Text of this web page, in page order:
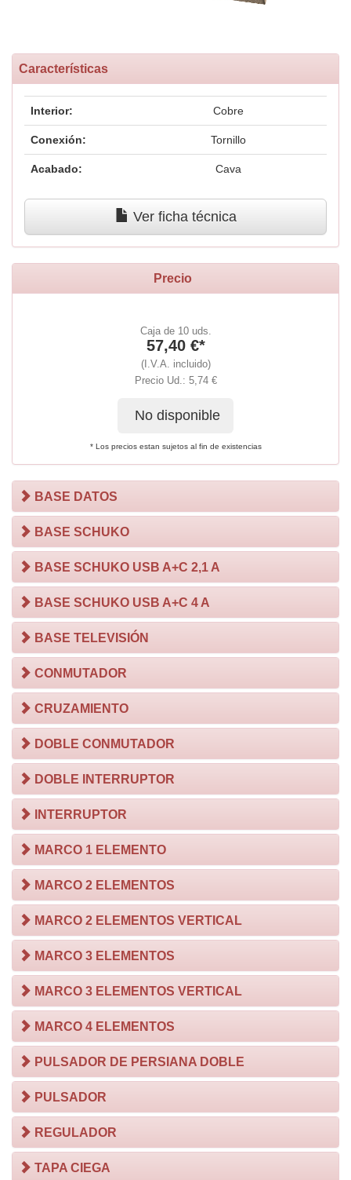
Características
Interior: Cobre
Conexión: Tornillo
Acabado: Cava
Ver ficha técnica
Precio
Caja de 10 uds.
57,40 €*
(I.V.A. incluido)
Precio Ud.: 5,74 €
No disponible
* Los precios estan sujetos al fin de existencias
BASE DATOS
BASE SCHUKO
BASE SCHUKO USB A+C 2,1 A
BASE SCHUKO USB A+C 4 A
BASE TELEVISIÓN
CONMUTADOR
CRUZAMIENTO
DOBLE CONMUTADOR
DOBLE INTERRUPTOR
INTERRUPTOR
MARCO 1 ELEMENTO
MARCO 2 ELEMENTOS
MARCO 2 ELEMENTOS VERTICAL
MARCO 3 ELEMENTOS
MARCO 3 ELEMENTOS VERTICAL
MARCO 4 ELEMENTOS
PULSADOR DE PERSIANA DOBLE
PULSADOR
REGULADOR
TAPA CIEGA